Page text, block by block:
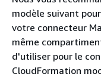
modèle suivant
votre connecteur
même
d'utiliser pour le
CloudFormation